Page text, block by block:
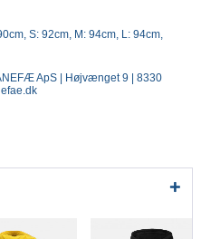
S: 92cm, M: 94cm, L: 94cm,
ApS | Højvænget 9 | 8330